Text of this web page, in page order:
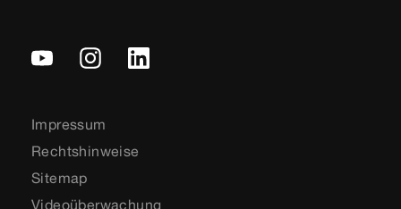
Impressum
Rechtshinweise
Sitemap
Videoüberwachung